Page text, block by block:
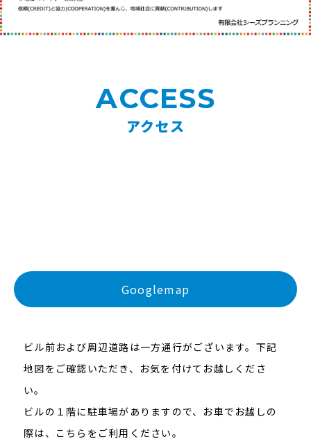
ACCESS
アクセス
Googlemap
ビル前および周辺道路は一方通行がございます。下記
地図をご確認いただき、お気を付けてお越しくださ
い。
ビルの１階に駐車場がありますので、お車でお越しの
際は、こちらをご利用ください。